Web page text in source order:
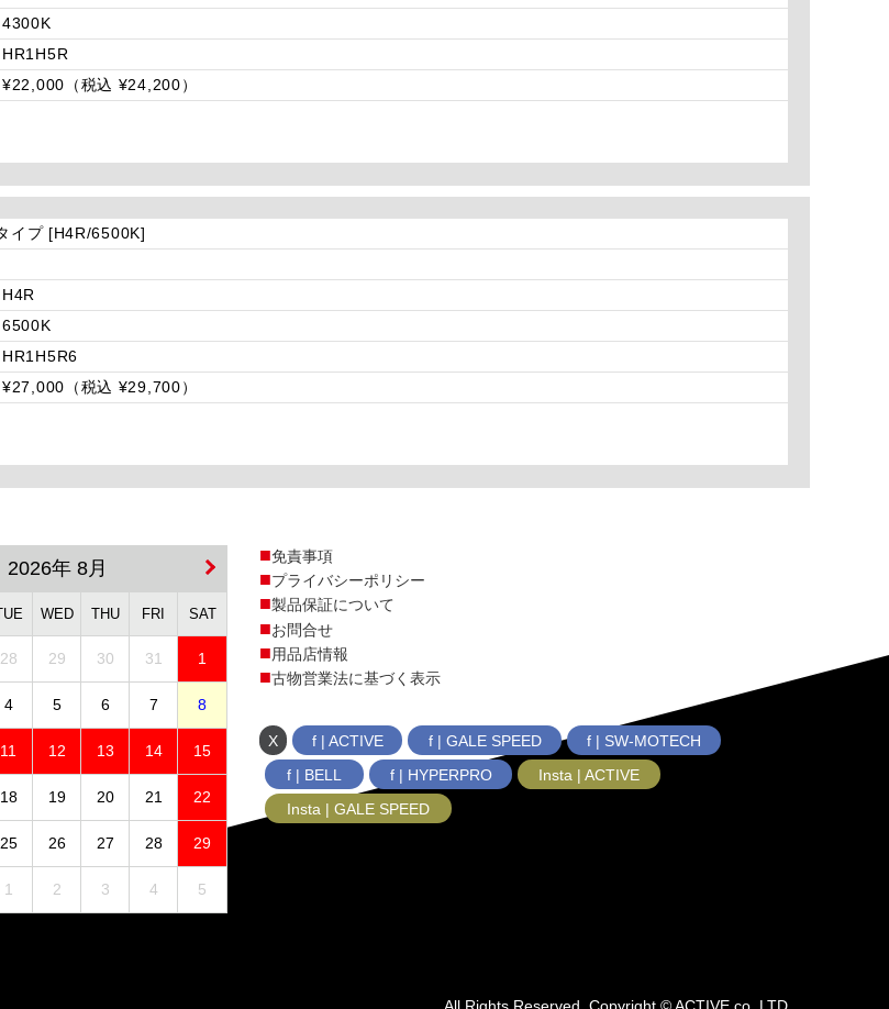
4300K
HR1H5R
¥22,000（税込 ¥24,200）
イプ [H4R/6500K]
H4R
6500K
HR1H5R6
¥27,000（税込 ¥29,700）
2026年 8月
WED THU FRI SAT
28 29 30 31 1
4 5 6 7 8
11 12 13 14 15
18 19 20 21 22
25 26 27 28 29
1 2 3 4 5
免責事項
プライバシーポリシー
製品保証について
お問合せ
用品店情報
古物営業法に基づく表示
X f | ACTIVE f | GALE SPEED
f | SW-MOTECH
f | BELL
f | HYPERPRO
Insta | ACTIVE
Insta | GALE SPEED